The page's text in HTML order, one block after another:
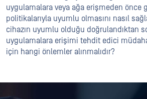
uygulamalara veya ağa erişmeden önce
politikalarıyla uyumlu olmasını nasıl
cihazın uyumlu olduğu doğrulandıktan
uygulamalara erişimi tehdit edici
için hangi önlemler alınmalıdır?